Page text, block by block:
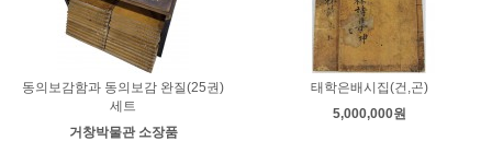
동의보감함과 동의보감 완질(25권)
세트
거창박물관 소장품
태학은배시집(건,곤)
5,000,000원